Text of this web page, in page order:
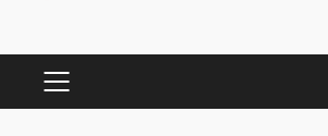
PRIMARY